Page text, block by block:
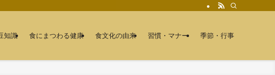
知識 食にまつわる健康 食文化の由来 習慣・マナー 季節・行事